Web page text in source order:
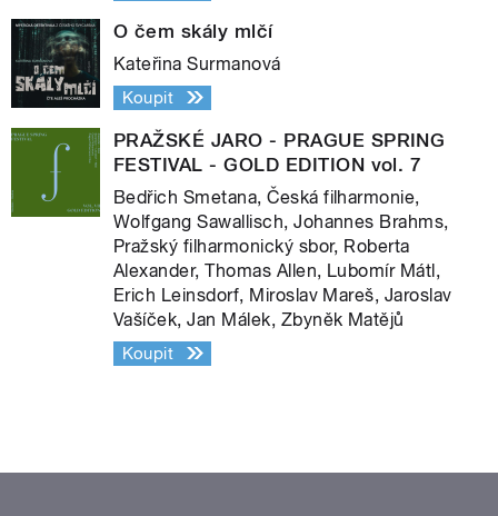
O čem skály mlčí
Kateřina Surmanová
Koupit
PRAŽSKÉ JARO - PRAGUE SPRING
FESTIVAL - GOLD EDITION vol. 7
Bedřich Smetana, Česká filharmonie,
Wolfgang Sawallisch, Johannes Brahms,
Pražský filharmonický sbor, Roberta
Alexander, Thomas Allen, Lubomír Mátl,
Erich Leinsdorf, Miroslav Mareš, Jaroslav
Vašíček, Jan Málek, Zbyněk Matějů
Koupit